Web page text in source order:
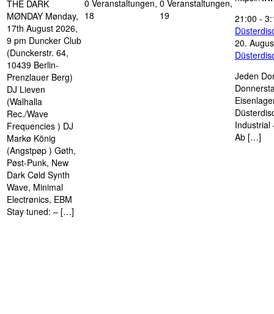
THE DARK
MØNDAY Mønday,
17th August 2026,
9 pm Duncker Club
(Dunckerstr. 64,
10439 Berlin-
Prenzlauer Berg)
DJ Lieven
(Walhalla
Rec./Wave
Frequencies ) DJ
Markø König
(Angstpøp ) Gøth,
Pøst-Punk, New
Dark Cøld Synth
Wave, Minimal
Electrønics, EBM
Stay tuned: – […]
0 Veranstaltungen,
18
0 Veranstaltungen,
19
21:00 -
20.
Jeden
Industrial
Ab […]